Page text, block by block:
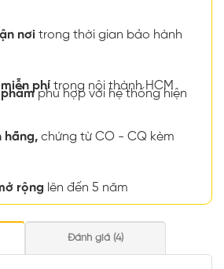
nơi trong thời gian bảo hành
phí trong nội thành HCM
phù hợp với hệ thống hiện
hãng, chứng từ CO - CQ kèm
rộng lên đến 5 năm
Đánh giá (4)